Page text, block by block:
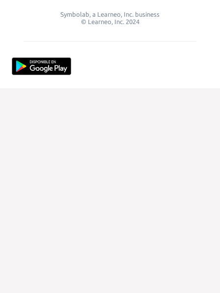
Symbolab, a Learneo, Inc. business
© Learneo, Inc. 2024